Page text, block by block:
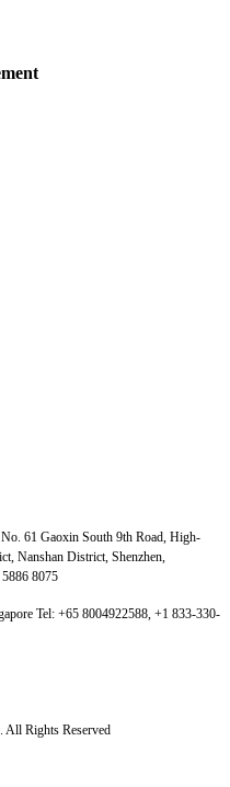
61 Gaoxin South 9th Road, High-
Nanshan District, Shenzhen,
8075
Tel: +65 8004922588, +1 833-330-
Rights Reserved